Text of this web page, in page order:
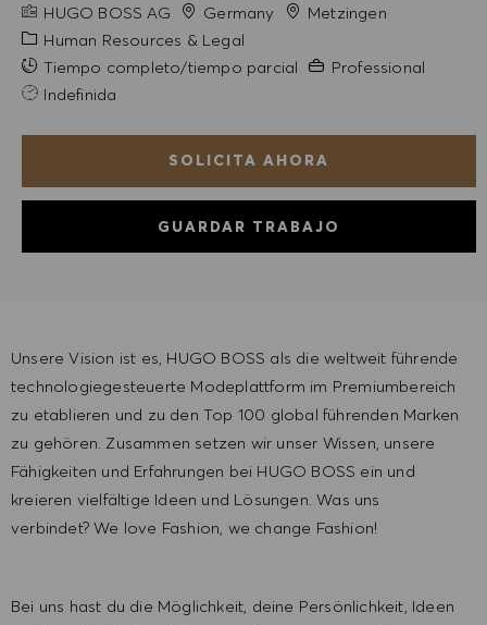
NOMBRE DE LA EMPRESA
HUGO BOSS AG Germany Ciudad
Metzingen
Categoría
Human Resources & Legal
Tiempo completo/tiempo parcial Experiencia necesaria
Professional
Indefinida
SOLICITA AHORA
GUARDAR TRABAJO
Unsere Vision ist es, HUGO BOSS als die weltweit führende
technologiegesteuerte Modeplattform im Premiumbereich
zu etablieren und zu den Top 100 global führenden Marken
zu gehören. Zusammen setzen wir unser Wissen, unsere
Fähigkeiten und Erfahrungen bei HUGO BOSS ein und
kreieren vielfältige Ideen und Lösungen. Was uns
verbindet? We love Fashion, we change Fashion!
Bei uns hast du die Möglichkeit, deine Persönlichkeit, Ideen